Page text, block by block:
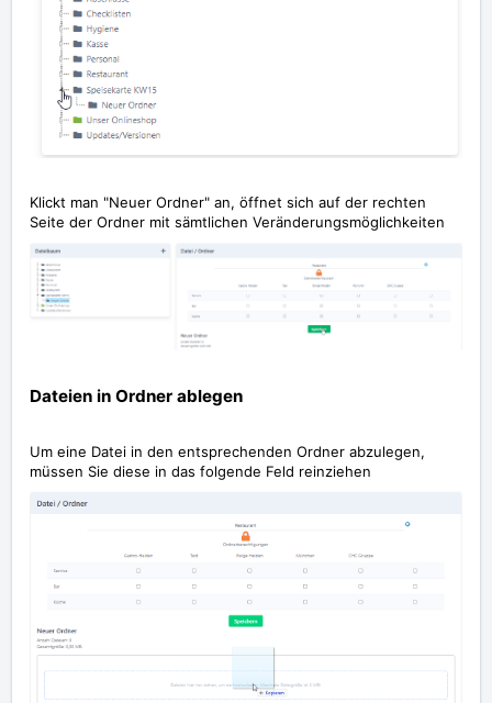
Klickt man "Neuer Ordner" an, öffnet sich auf der rechten
Seite der Ordner mit sämtlichen Veränderungsmöglichkeiten
Dateien in Ordner ablegen
Um eine Datei in den entsprechenden Ordner abzulegen,
müssen Sie diese in das folgende Feld reinziehen